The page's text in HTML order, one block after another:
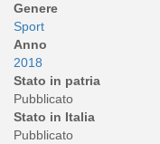
Genere
Sport
Anno
2018
Stato in patria
Pubblicato
Stato in Italia
Pubblicato